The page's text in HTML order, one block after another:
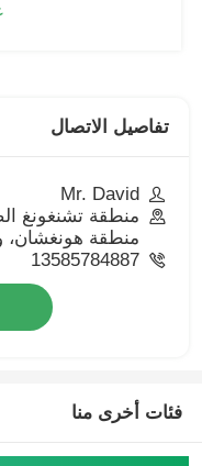
تفاصيل الاتصال
Mr. David
منطقة هونغشان،
13585784887
فئات أخرى منا